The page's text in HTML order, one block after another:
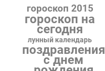
гороскоп 2015
гороскоп на
сегодня
лунный календарь
поздравления
с днем